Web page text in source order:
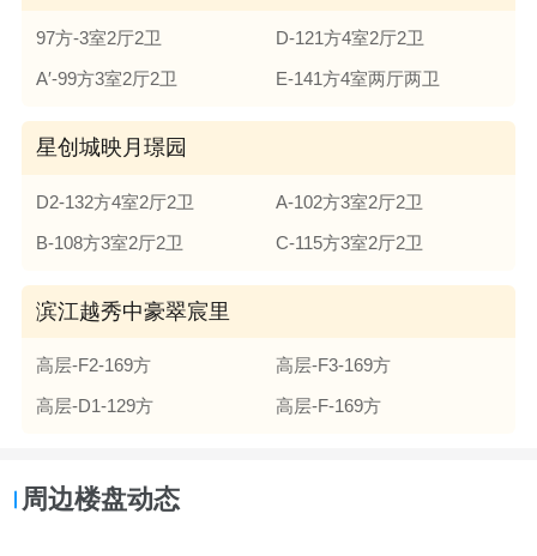
97方-3室2厅2卫
D-121方4室2厅2卫
A′-99方3室2厅2卫
E-141方4室两厅两卫
星创城映月璟园
D2-132方4室2厅2卫
A-102方3室2厅2卫
B-108方3室2厅2卫
C-115方3室2厅2卫
滨江越秀中豪翠宸里
高层-F2-169方
高层-F3-169方
高层-D1-129方
高层-F-169方
周边楼盘动态